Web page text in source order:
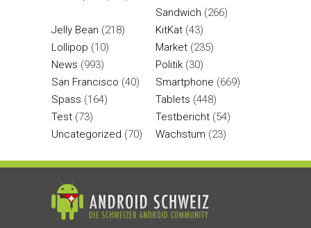
Sandwich (266)
Jelly Bean (218) KitKat (43)
Lollipop (10) Market (235)
News (993) Politik (30)
San Francisco (40) Smartphone (669)
Spass (164) Tablets (448)
Test (73) Testbericht (54)
Uncategorized (70) Wachstum (23)